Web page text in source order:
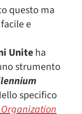
questo ma
e
Uniteha
strumento
specifico
Organization